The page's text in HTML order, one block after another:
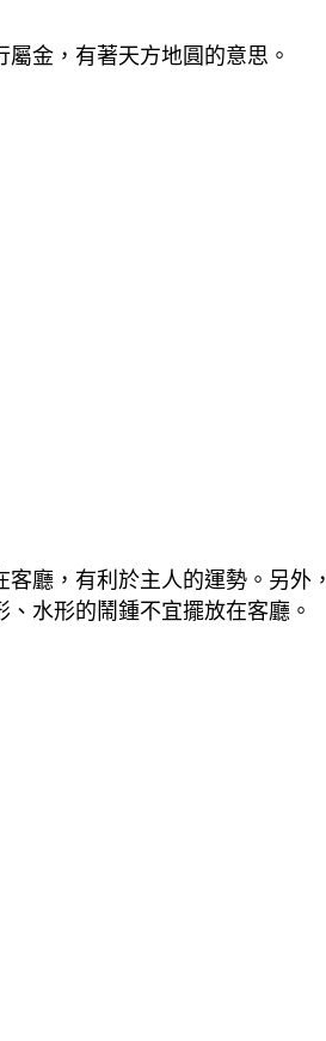
金，有著天方地圓的意思。
廳，有利於主人的運勢。另外，
水形的鬧鍾不宜擺放在客廳。